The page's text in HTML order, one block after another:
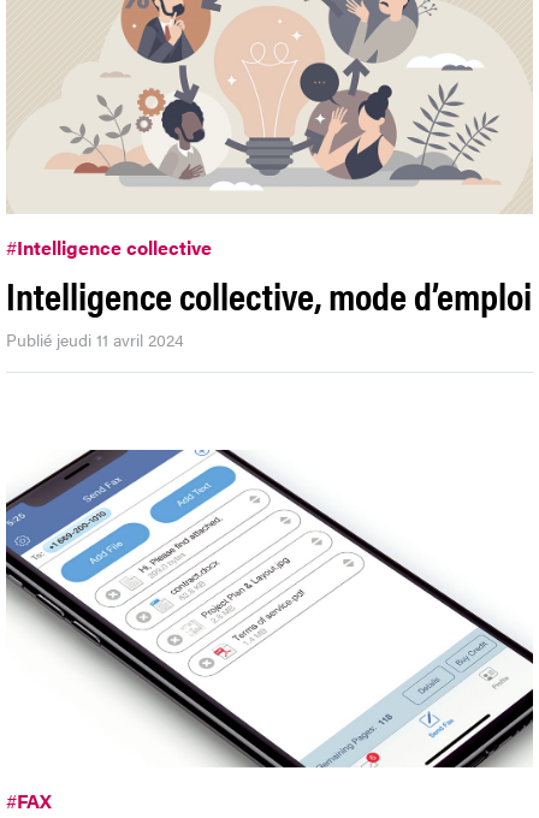
#Intelligence collective
Intelligence collective, mode d’emploi
Publié jeudi 11 avril 2024
#FAX